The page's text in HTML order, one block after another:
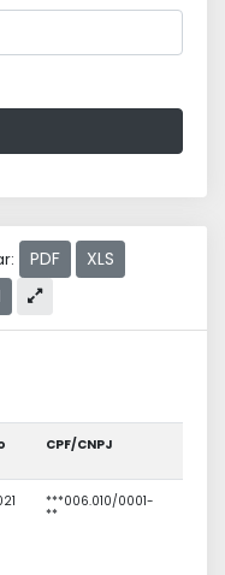
PDF
XLS
CPF/CNPJ
***006.010/0001-
**